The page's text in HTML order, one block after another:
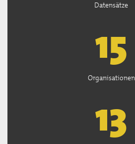
Datensätze
15
Organisationen
13